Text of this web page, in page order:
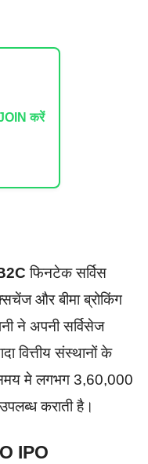
करें
फिनटेक सर्विस
और बीमा ब्रोकिंग
ने अपनी सर्विसेज
वित्तीय संस्थानों के
समय मे लगभग 3,60,000
कराती है।
IPO